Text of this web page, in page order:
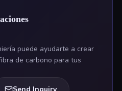
puede ayudarte a crear
de carbono para tus